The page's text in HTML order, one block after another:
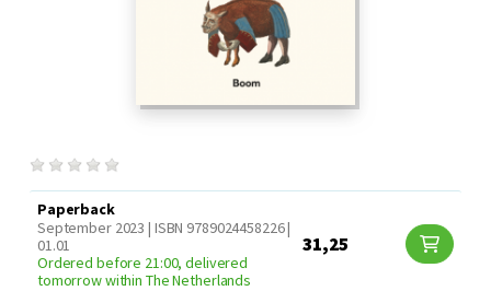
Paperback
September 2023 | ISBN 9789024458226 |
01.01
Ordered before 21:00, delivered
tomorrow within The Netherlands
31,25